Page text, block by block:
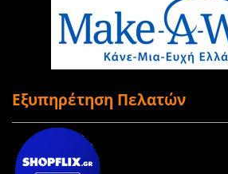
Εξυπηρέτηση Πελατών